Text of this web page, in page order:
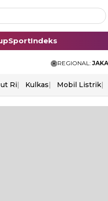
SportIndeks
REGIONAL:
Ri Kulkas Mobil Listrik